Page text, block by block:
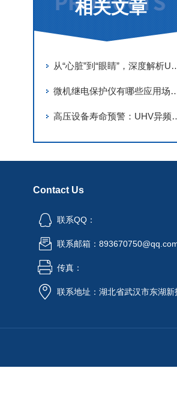
相关文章
从“心脏”到“眼睛”，深度解析
微机继电保护仪有
高压设备寿命预警：UHV异
Contact Us
联系QQ：
联系邮箱：
传真：
联系地址：湖北省武汉市东湖